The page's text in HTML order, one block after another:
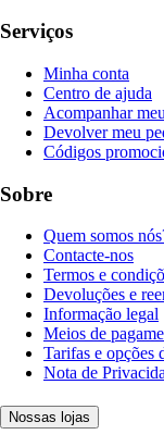
Serviços
Minha conta
Centro de ajuda
Acompanhar
Devolver meu
Códigos
Sobre
Quem somos
Contacte-nos
Termos e
Devoluções e
Informação legal
Meios de
Tarifas e opções
Nota de
Nossas lojas